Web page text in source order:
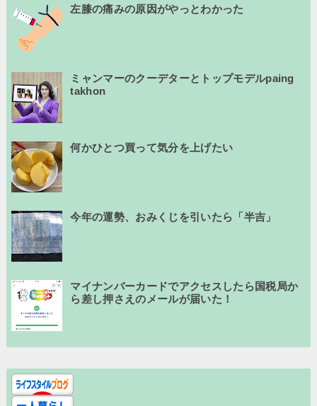
左膝の痛みの原因がやっとわかった
ミャンマーのクーデターとトップモデルpaing
takhon
何かひとつ買って気分を上げたい
今年の運勢、おみくじを引いたら「半吉」
マイナンバーカードでアクセスしたら国税局か
ら差し押さえのメールが届いた！